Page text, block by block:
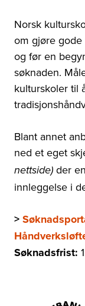
Norsk
om gjøre
og før en
søknaden.
kulturskoler til
Blant annet
ned et eget
nettside) der
innleggelse i
>
Søknadsfrist: